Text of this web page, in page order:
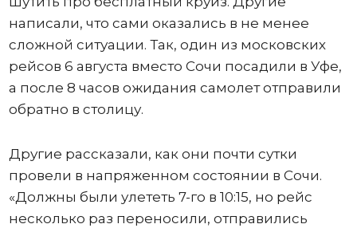
написали, что сами оказались в не менее
сложной ситуации. Так, один из московских
рейсов 6 августа вместо Сочи посадили в Уфе,
а после 8 часов ожидания самолет отправили
обратно в столицу.
Другие рассказали, как они почти сутки
провели в напряженном состоянии в Сочи.
«Должны были улететь 7-го в 10:15, но рейс
несколько раз переносили, отправились